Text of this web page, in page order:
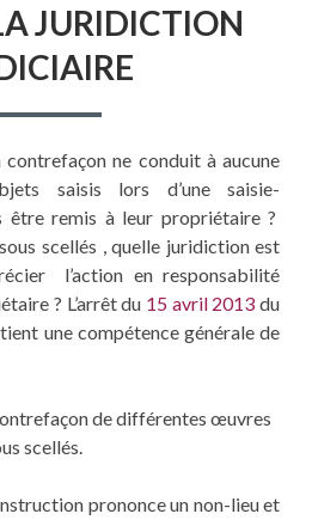
JURIDICTION
ne conduit à aucune
saisis lors d’une saisie-
être remis à leur propriétaire ?
sous scellés , quelle juridiction est
l’action en responsabilité
? L’arrêt du 15 avril 2013du
une compétence générale de
de différentes œuvres
scellés.
prononce un non-lieu et